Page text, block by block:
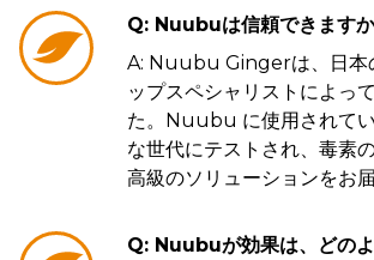
Q: Nuubuは信頼できます
A: Nuubu Gingerは、日本
ップスペシャリストによっ
た。Nuubu に使用されて
な世代にテストされ、毒素
高級のソリューションをお届
Q: Nuubuが効果は、どの